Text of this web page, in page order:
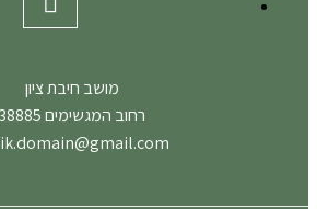
מושב חיבת ציון
רחוב המגשימים 38885
mirik.domain@gmail.com